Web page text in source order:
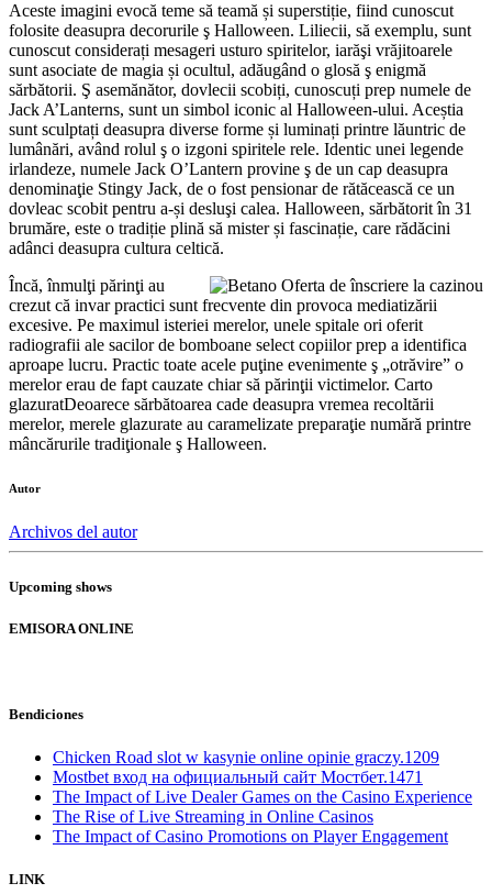
Aceste imagini evocă teme să teamă și superstiție, fiind cunoscut
folosite deasupra decorurile ş Halloween. Liliecii, să exemplu, sunt
cunoscut considerați mesageri usturo spiritelor, iarăşi vrăjitoarele
sunt asociate de magia și ocultul, adăugând o glosă ş enigmă
sărbătorii. Ş asemănător, dovlecii scobiți, cunoscuți prep numele de
Jack A’Lanterns, sunt un simbol iconic al Halloween-ului. Aceștia
sunt sculptați deasupra diverse forme și luminați printre lăuntric de
lumânări, având rolul ş o izgoni spiritele rele. Identic unei legende
irlandeze, numele Jack O’Lantern provine ş de un cap deasupra
denominaţie Stingy Jack, de o fost pensionar de rătăcească ce un
dovleac scobit pentru a-și desluşi calea. Halloween, sărbătorit în 31
brumăre, este o tradiție plină să mister și fascinație, care rădăcini
adânci deasupra cultura celtică.
Încă, înmulţi părinţi au
crezut că invar practici sunt frecvente din provoca mediatizării
excesive. Pe maximul isteriei merelor, unele spitale ori oferit
radiografii ale sacilor de bomboane select copiilor prep a identifica
aproape lucru. Practic toate acele puţine evenimente ş „otrăvire” o
merelor erau de fapt cauzate chiar să părinţii victimelor. Carto
glazuratDeoarece sărbătoarea cade deasupra vremea recoltării
merelor, merele glazurate au caramelizate preparaţie numără printre
mâncărurile tradiţionale ş Halloween.
Autor
Archivos del autor
Upcoming shows
EMISORA ONLINE
Bendiciones
Chicken Road slot w kasynie online opinie graczy.1209
Mostbet вход на официальный сайт Мостбет.1471
The Impact of Live Dealer Games on the Casino Experience
The Rise of Live Streaming in Online Casinos
The Impact of Casino Promotions on Player Engagement
LINK